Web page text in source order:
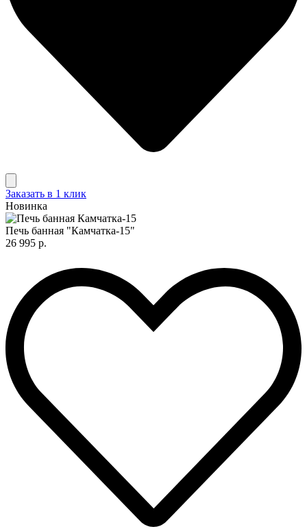
Заказать в 1 клик
Новинка
Печь банная "Камчатка-15"
26 995 р.